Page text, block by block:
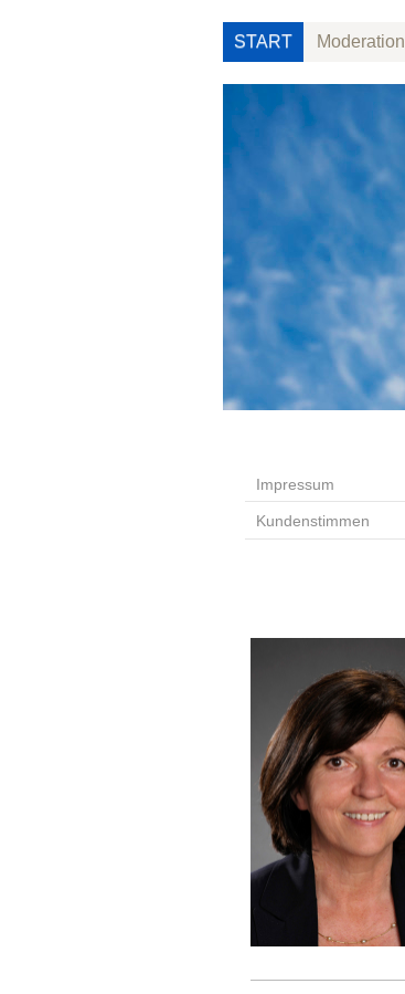
START Moderation
Impressum
Kundenstimmen